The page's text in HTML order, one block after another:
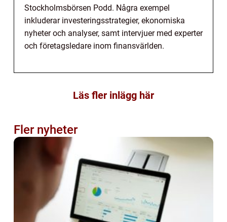
Stockholmsbörsen Podd. Några exempel
inkluderar investeringsstrategier, ekonomiska
nyheter och analyser, samt intervjuer med experter
och företagsledare inom finansvärlden.
Läs fler inlägg här
Fler nyheter